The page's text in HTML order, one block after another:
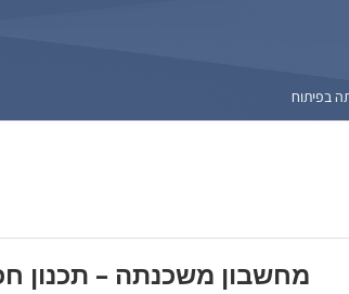
בפיתוח
מחשבון משכנתה – תכנון